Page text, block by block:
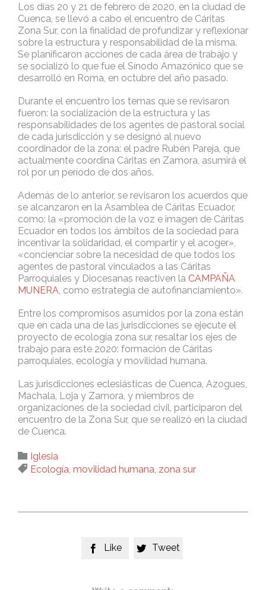
Los días 20 y 21 de febrero de 2020, en la ciudad de
Cuenca, se llevó a cabo el encuentro de Cáritas
Zona Sur, con la finalidad de profundizar y reflexionar
sobre la estructura y responsabilidad de la misma.
Se planificaron acciones de cada área de trabajo y
se socializó lo que fue el Sínodo Amazónico que se
desarrolló en Roma, en octubre del año pasado.
Durante el encuentro los temas que se revisaron
fueron: la socialización de la estructura y las
responsabilidades de los agentes de pastoral social
de cada jurisdicción y se designó al nuevo
coordinador de la zona: el padre Rubén Pareja, que
actualmente coordina Cáritas en Zamora, asumirá el
rol por un período de dos años.
Además de lo anterior, se revisaron los acuerdos que
se alcanzaron en la Asamblea de Cáritas Ecuador,
como: la «promoción de la voz e imagen de Cáritas
Ecuador en todos los ámbitos de la sociedad para
incentivar la solidaridad, el compartir y el acoger»,
«concienciar sobre la necesidad de que todos los
agentes de pastoral vinculados a las Cáritas
Parroquiales y Diocesanas reactiven la CAMPAÑA
MUNERA, como estrategia de autofinanciamiento».
Entre los compromisos asumidos por la zona están
que en cada una de las jurisdicciones se ejecute el
proyecto de ecología zona sur, resaltar los ejes de
trabajo para este 2020: formación de Cáritas
parroquiales, ecología y movilidad humana.
Las jurisdicciones eclesiásticas de Cuenca, Azogues,
Machala, Loja y Zamora, y miembros de
organizaciones de la sociedad civil, participaron del
encuentro de la Zona Sur, que se realizó en la ciudad
de Cuenca.
 Category
Iglesia
 Tags
Ecología, movilidad humana, zona sur
 Like  Tweet